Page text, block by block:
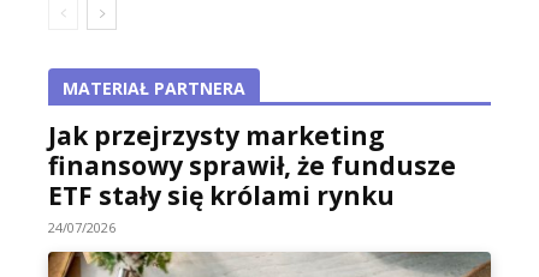
MATERIAŁ PARTNERA
Jak przejrzysty marketing
finansowy sprawił, że fundusze
ETF stały się królami rynku
24/07/2026